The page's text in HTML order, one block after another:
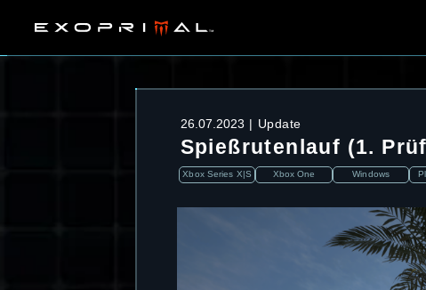
26.07.2023 Update
Spießrutenlauf (1.
Xbox Series X|S Xbox One Windows